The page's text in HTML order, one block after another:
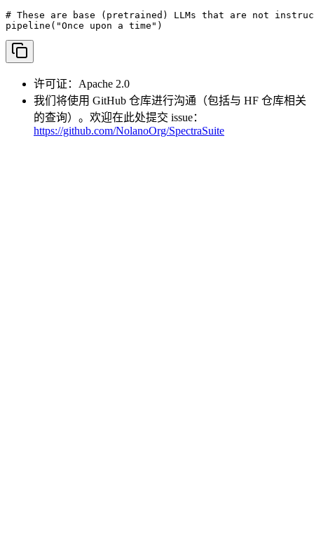
# These are base (pretrained) LLMs that are not
pipeline("Once upon a time")
许可证：Apache 2.0
我们将使用 GitHub 仓库进行沟通（包括与 HF 仓库相关
的查询）。欢迎在此处提交 issue：
https://github.com/NolanoOrg/SpectraSuite